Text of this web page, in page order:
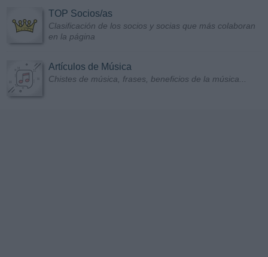
TOP Socios/as
Clasificación de los socios y socias que más colaboran
en la página
Artículos de Música
Chistes de música, frases, beneficios de la música...